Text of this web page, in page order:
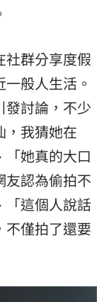
社群分享度假
般人生活。
發討論，不少
，我猜她在
她真的大口
友認為偷拍不
「這個人說話
不僅拍了還要